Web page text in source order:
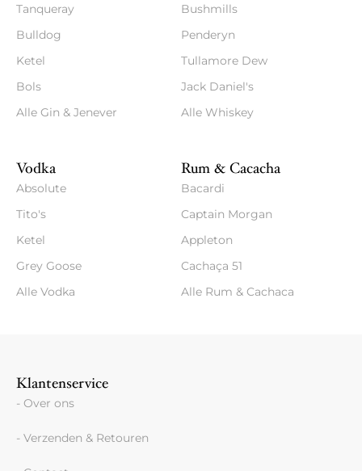
Tanqueray
Bulldog
Ketel
Bols
Alle Gin & Jenever
Bushmills
Penderyn
Tullamore Dew
Jack Daniel's
Alle Whiskey
Vodka
Absolute
Tito's
Ketel
Grey Goose
Alle Vodka
Rum & Cacacha
Bacardi
Captain Morgan
Appleton
Cachaça 51
Alle Rum & Cachaca
Klantenservice
- Over ons
- Verzenden & Retouren